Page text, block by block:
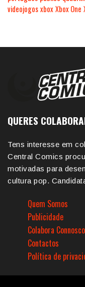
videojogosxboxXbox One
QUERES
Tens interesse em
Central Comics
motivadas para
cultura pop.
Quem Somos
Publicidade
Colabora Connosco
Contactos
Política de